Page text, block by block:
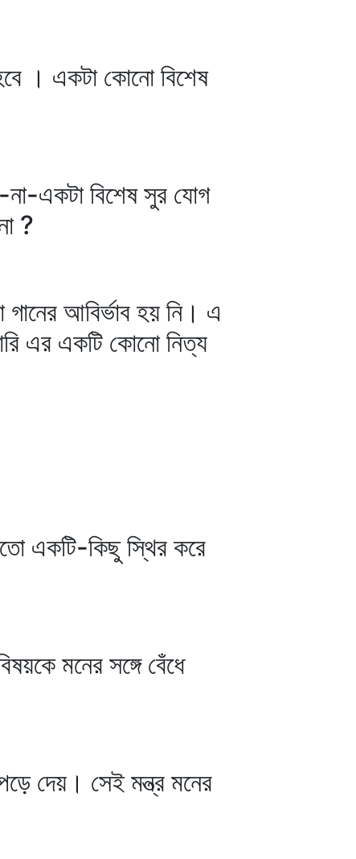
। একটা কোনো বিশেষ
না-একটা বিশেষ সুর যোগ
?
আবির্ভাব হয় নি। এ
এর একটি কোনো নিত্য
একটি-কিছু স্থির করে
মনের সঙ্গে বেঁধে
দেয়। সেই মন্ত্র মনের